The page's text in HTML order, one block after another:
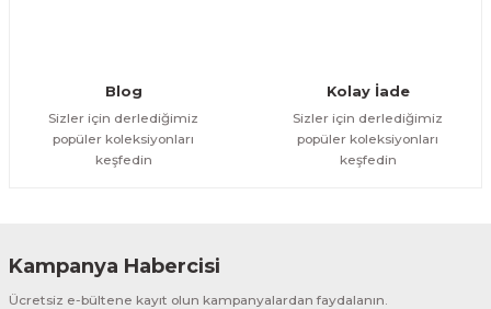
Blog
Sizler için derlediğimiz
popüler koleksiyonları
keşfedin
Kolay İade
Sizler için derlediğimiz
popüler koleksiyonları
keşfedin
Kampanya Habercisi
Ücretsiz e-bültene kayıt olun kampanyalardan faydalanın.